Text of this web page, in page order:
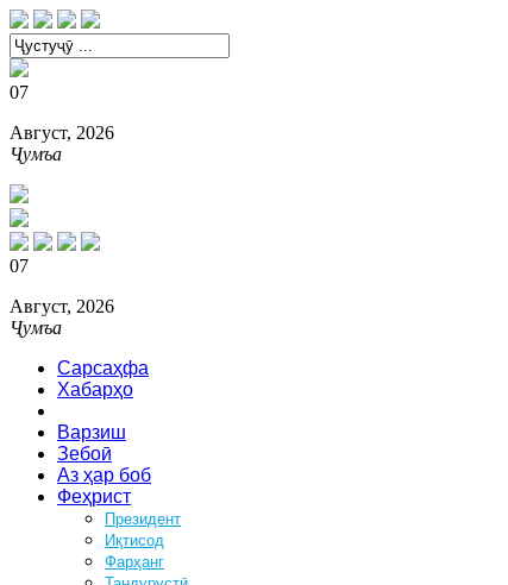
07
Август, 2026
Ҷумъа
07
Август, 2026
Ҷумъа
Сарсаҳфа
Хабарҳо
Варзиш
Зебоӣ
Аз ҳар боб
Феҳрист
Президент
Иқтисод
Фарҳанг